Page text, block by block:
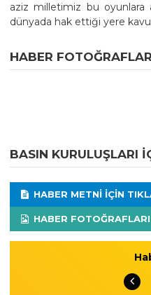
aziz milletimiz bu oyunlara
dünyada hak ettiği yere
HABER
BASIN KURULUŞLARI
HABER METNI IÇIN
HABER